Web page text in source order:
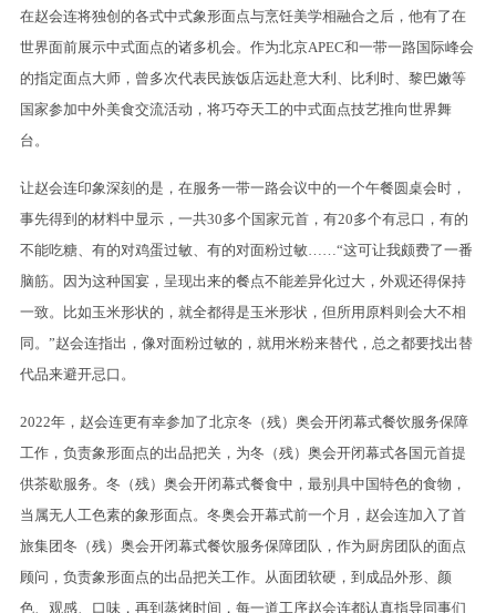
在赵会连将独创的各式中式象形面点与烹饪美学相融合之后，他有了在
世界面前展示中式面点的诸多机会。作为北京APEC和一带一路国际峰会
的指定面点大师，曾多次代表民族饭店远赴意大利、比利时、黎巴嫩等
国家参加中外美食交流活动，将巧夺天工的中式面点技艺推向世界舞
台。
让赵会连印象深刻的是，在服务一带一路会议中的一个午餐圆桌会时，
事先得到的材料中显示，一共30多个国家元首，有20多个有忌口，有的
不能吃糖、有的对鸡蛋过敏、有的对面粉过敏……“这可让我颇费了一番
脑筋。因为这种国宴，呈现出来的餐点不能差异化过大，外观还得保持
一致。比如玉米形状的，就全都得是玉米形状，但所用原料则会大不相
同。”赵会连指出，像对面粉过敏的，就用米粉来替代，总之都要找出替
代品来避开忌口。
2022年，赵会连更有幸参加了北京冬（残）奥会开闭幕式餐饮服务保障
工作，负责象形面点的出品把关，为冬（残）奥会开闭幕式各国元首提
供茶歇服务。冬（残）奥会开闭幕式餐食中，最别具中国特色的食物，
当属无人工色素的象形面点。冬奥会开幕式前一个月，赵会连加入了首
旅集团冬（残）奥会开闭幕式餐饮服务保障团队，作为厨房团队的面点
顾问，负责象形面点的出品把关工作。从面团软硬，到成品外形、颜
色、观感、口味，再到蒸烤时间，每一道工序赵会连都认真指导同事们